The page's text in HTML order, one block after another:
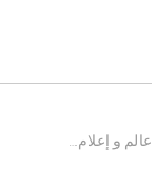
عالم و إعلام…